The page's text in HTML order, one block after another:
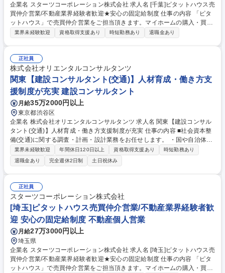
企業名 スターツコーポレーション株式会社 求人名 [千葉]ピタットハウス売
買仲介営業/不動産業界経験者歓迎★安心の固定給制度 仕事の内容 「ピタ
ットハウス」で売買仲介営業をご担当頂きます。マイホームの購入・買い
替えや、事業用不動産による財産形成など、あらゆるご要望に対応してい
るまでのサポート業務全般を担当いただきます。 【キャリア】店長への昇
格はもちろん、スターツグループ各社への異動も可能なため、多彩なキャ
リアを形成できます。 募集職種 [千葉]ピタットハウス売買仲介営業/不動産
業界経験者歓迎★安心の固定給制度
業界未経験歓迎 資格取得支援あり 時短勤務あり 退職金あり
正社員
株式会社オリエンタルコンサルタンツ
関東【建設コンサルタント(交通)】人材育成・働き方支
援制度が充実 建設コンサルタント
月給35万2000円以上
東京都渋谷区
企業名 株式会社オリエンタルコンサルタンツ 求人名 関東【建設コンサル
タント(交通)】人材育成・働き方支援制度が充実 仕事の内容 ■社会資本整
備(交通)に関する調査・計画・設計業務をお任せします。 ・国や自治体、
高速道路会社をはじめとした多くの実績をもとに、渋滞、事故の解消や開
発事業による交通影響分析および対策立案、各種交通実態調査等を行いま
す。 《詳細》交通ミクロシミュレーションによる渋滞対策の提案、画像処
理技術による交通流計測、事故要因分析や事故対策の立案検討、交通ビッ
グデータの活用(災害時等でのモビリティ支援に資する研究活動)等 募集職
種 関東【建設コンサルタント(交通)】人材育成・働き方支援制度が充実
業界未経験歓迎 年間休日120日以上 資格取得支援あり
時短勤務あり
退職金あり
完全週休2日制 土日祝休み
正社員
スターツコーポレーション株式会社
[埼玉]ピタットハウス売買仲介営業/不動産業界経験者歓
迎 安心の固定給制度 不動産個人営業
月給27万3000円以上
埼玉県
企業名 スターツコーポレーション株式会社 求人名 [埼玉]ピタットハウス売
買仲介営業/不動産業界経験者歓迎★安心の固定給制度 仕事の内容 「ピタ
ットハウス」で売買仲介営業をご担当頂きます。マイホームの購入・買い